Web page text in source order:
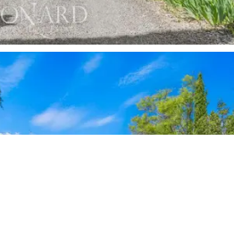
arasında gezinebileceğiniz,
terasından muhteşem
bu muhteşem
uyum içinde buluştuğu
tepelerinin huzurlu